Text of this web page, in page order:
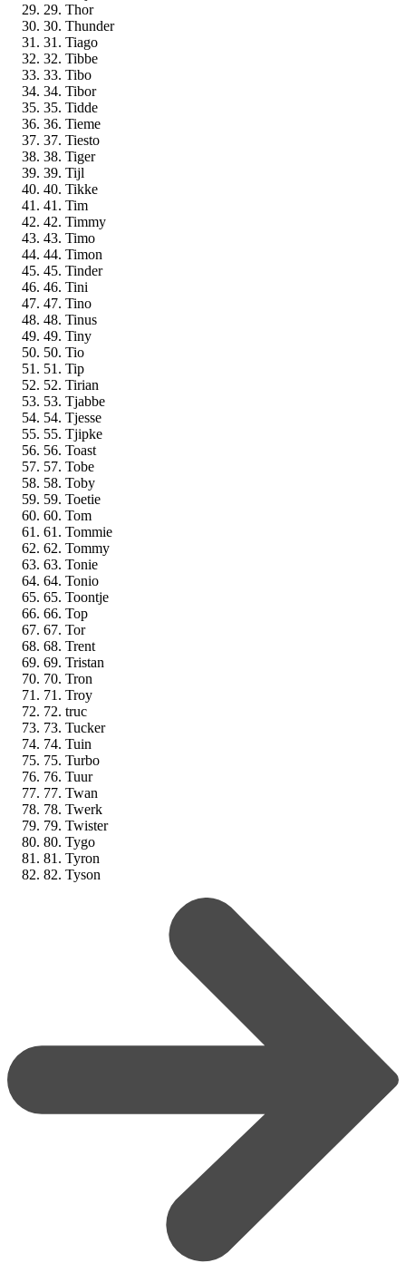
29. Thor
30. Thunder
31. Tiago
32. Tibbe
33. Tibo
34. Tibor
35. Tidde
36. Tieme
37. Tiesto
38. Tiger
39. Tijl
40. Tikke
41. Tim
42. Timmy
43. Timo
44. Timon
45. Tinder
46. Tini
47. Tino
48. Tinus
49. Tiny
50. Tio
51. Tip
52. Tirian
53. Tjabbe
54. Tjesse
55. Tjipke
56. Toast
57. Tobe
58. Toby
59. Toetie
60. Tom
61. Tommie
62. Tommy
63. Tonie
64. Tonio
65. Toontje
66. Top
67. Tor
68. Trent
69. Tristan
70. Tron
71. Troy
72. truc
73. Tucker
74. Tuin
75. Turbo
76. Tuur
77. Twan
78. Twerk
79. Twister
80. Tygo
81. Tyron
82. Tyson